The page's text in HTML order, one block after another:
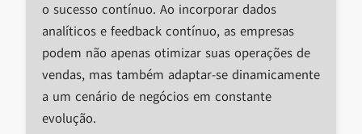
o sucesso contínuo. Ao incorporar dados
analíticos e feedback contínuo, as empresas
podem não apenas otimizar suas operações de
vendas, mas também adaptar-se dinamicamente
a um cenário de negócios em constante
evolução.